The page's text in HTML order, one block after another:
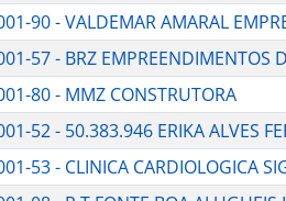
90 - VALDEMAR AMARAL
57 - BRZ EMPREENDIMENTOS
80 - MMZ CONSTRUTORA
52 - 50.383.946 ERIKA ALVES
53 - CLINICA CARDIOLOGICA